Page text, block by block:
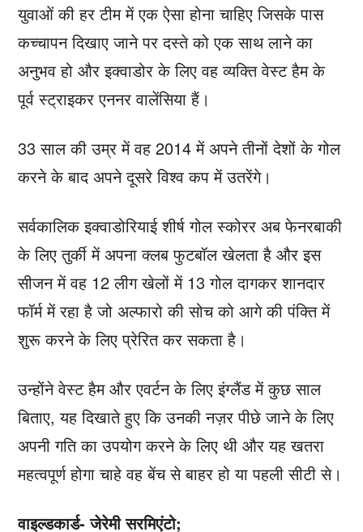
युवाओं की हर टीम में एक ऐसा होना चाहिए जिसके पास
कच्चापन दिखाए जाने पर दस्ते को एक साथ लाने का
अनुभव हो और इक्वाडोर के लिए वह व्यक्ति वेस्ट हैम के
पूर्व स्ट्राइकर एननर वालेंसिया हैं।
33 साल की उम्र में वह 2014 में अपने तीनों देशों के गोल
करने के बाद अपने दूसरे विश्व कप में उतरेंगे।
सर्वकालिक इक्वाडोरियाई शीर्ष गोल स्कोरर अब फेनरबाकी
के लिए तुर्की में अपना क्लब फुटबॉल खेलता है और इस
सीजन में वह 12 लीग खेलों में 13 गोल दागकर शानदार
फॉर्म में रहा है जो अल्फारो की सोच को आगे की पंक्ति में
शुरू करने के लिए प्रेरित कर सकता है।
उन्होंने वेस्ट हैम और एवर्टन के लिए इंग्लैंड में कुछ साल
बिताए, यह दिखाते हुए कि उनकी नज़र पीछे जाने के लिए
अपनी गति का उपयोग करने के लिए थी और यह खतरा
महत्वपूर्ण होगा चाहे वह बेंच से बाहर हो या पहली सीटी से।
वाइल्डकार्ड- जेरेमी सरमिएंटो;